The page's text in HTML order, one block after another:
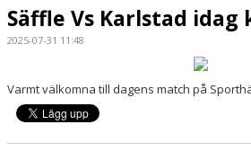
KALENDER
DOKUMENT
MATCHER
Säffle Vs Karlstad idag
2025-07-31 11:48
Varmt välkomna till dagens match på